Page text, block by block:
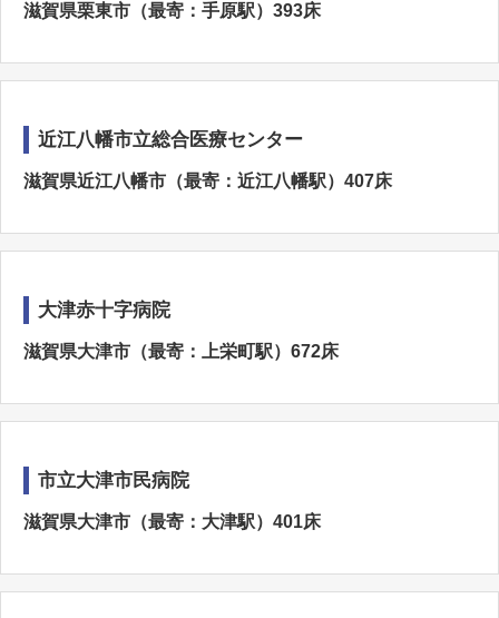
滋賀県栗東市（最寄：手原駅）393床
近江八幡市立総合医療センター
滋賀県近江八幡市（最寄：近江八幡駅）407床
大津赤十字病院
滋賀県大津市（最寄：上栄町駅）672床
市立大津市民病院
滋賀県大津市（最寄：大津駅）401床